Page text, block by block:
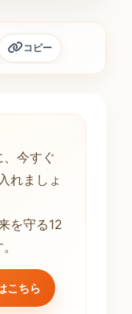
コピー
今すぐ
れましょ
を守る12
こちら